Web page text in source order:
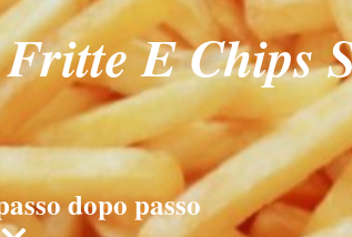
E Chips
dopo passo